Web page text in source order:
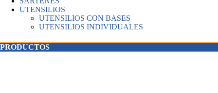
UTENSILIOS
UTENSILIOS CON BASES
UTENSILIOS INDIVIDUALES
PRODUCTOS